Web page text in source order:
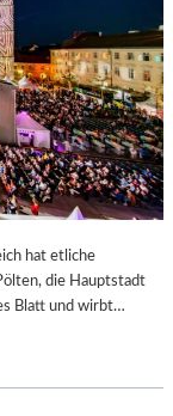
hat etliche
die Hauptstadt
Blatt und wirbt…